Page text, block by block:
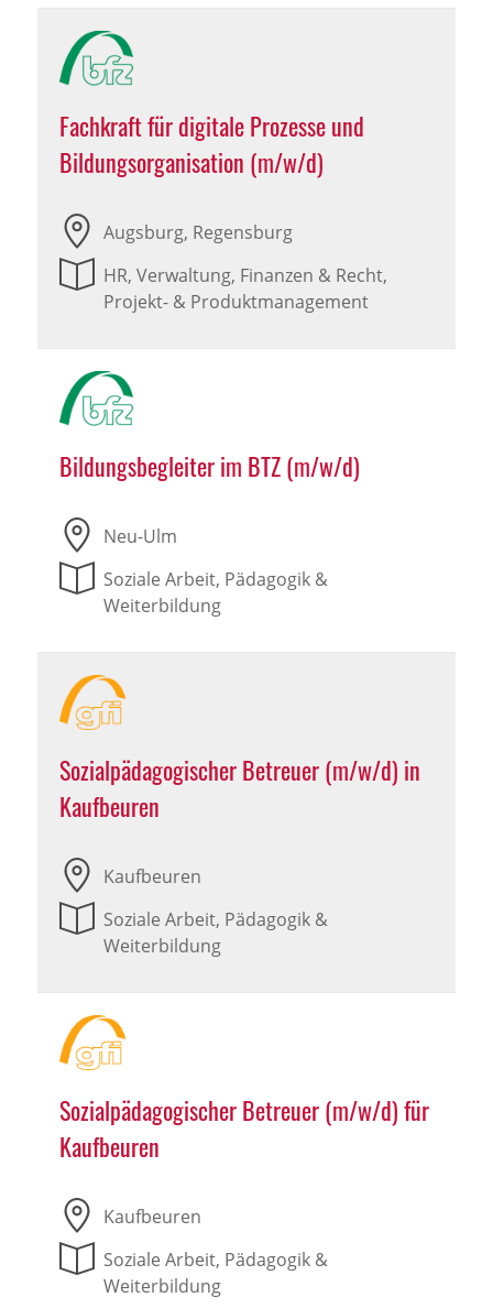
Fachkraft für digitale Prozesse und
Bildungsorganisation (m/w/d)
Augsburg, Regensburg
HR, Verwaltung, Finanzen & Recht,
Projekt- & Produktmanagement
Bildungsbegleiter im BTZ (m/w/d)
Neu-Ulm
Soziale Arbeit, Pädagogik &
Weiterbildung
Sozialpädagogischer Betreuer (m/w/d) in
Kaufbeuren
Kaufbeuren
Soziale Arbeit, Pädagogik &
Weiterbildung
Sozialpädagogischer Betreuer (m/w/d) für
Kaufbeuren
Kaufbeuren
Soziale Arbeit, Pädagogik &
Weiterbildung